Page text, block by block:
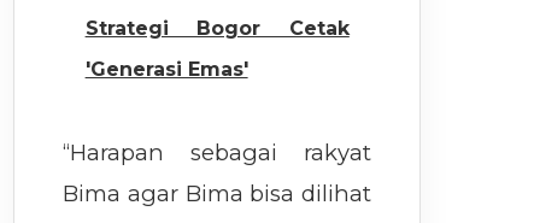
Strategi Bogor Cetak
'Generasi Emas'
“Harapan sebagai rakyat
Bima agar Bima bisa dilihat